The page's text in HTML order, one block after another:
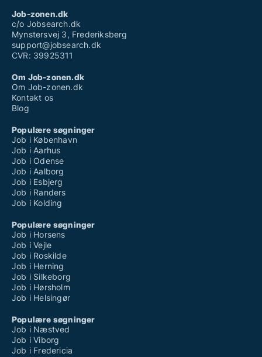
Job-zonen.dk
c/o Jobsearch.dk
Mynstersvej 3, Frederiksberg
support@jobsearch.dk
CVR: 39925311
Om Job-zonen.dk
Om Job-zonen.dk
Kontakt os
Blog
Populære søgninger
Job i København
Job i Aarhus
Job i Odense
Job i Aalborg
Job i Esbjerg
Job i Randers
Job i Kolding
Populære søgninger
Job i Horsens
Job i Vejle
Job i Roskilde
Job i Herning
Job i Silkeborg
Job i Hørsholm
Job i Helsingør
Populære søgninger
Job i Næstved
Job i Viborg
Job i Fredericia